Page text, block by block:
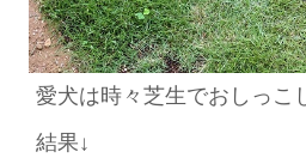
愛犬は時々芝生でおしっこ
結果↓